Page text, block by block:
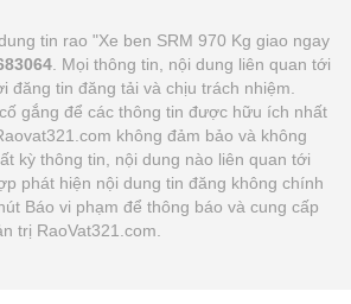
tin rao "Xe ben SRM 970 Kg giao ngay
. Mọi thông tin, nội dung liên quan tới
đăng tin đăng tải và chịu trách nhiệm.
gắng để các thông tin được hữu ích nhất
không đảm bảo và không
kỳ thông tin, nội dung nào liên quan tới
phát hiện nội dung tin đăng không chính
Báo vi phạm để thông báo và cung cấp
trị RaoVat321.com.